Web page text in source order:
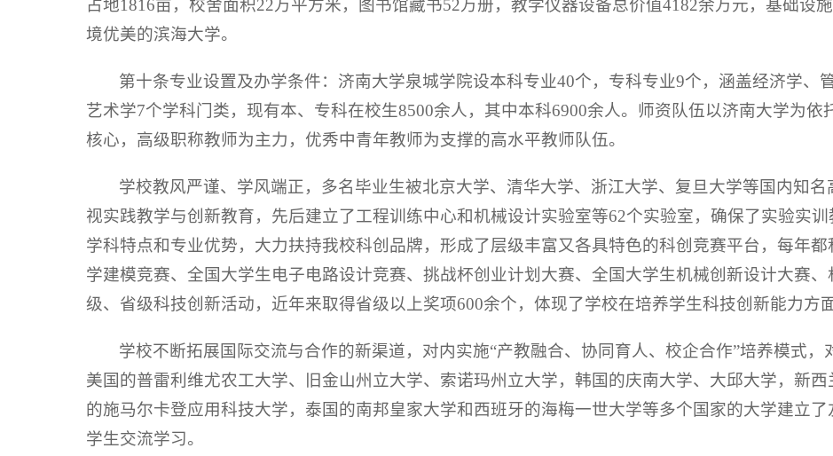
占地1816亩，校舍面积22万平方米，图书馆藏书52万册，教学仪器设备总价值4182余万元，基础设
境优美的滨海大学。
第十条专业设置及办学条件：济南大学泉城学院设本科专业40个，专科专业9个，涵盖经济学、
艺术学7个学科门类，现有本、专科在校生8500余人，其中本科6900余人。师资队伍以济南大学为依
核心，高级职称教师为主力，优秀中青年教师为支撑的高水平教师队伍。
学校教风严谨、学风端正，多名毕业生被北京大学、清华大学、浙江大学、复旦大学等国内知
视实践教学与创新教育，先后建立了工程训练中心和机械设计实验室等62个实验室，确保了实验实
学科特点和专业优势，大力扶持我校科创品牌，形成了层级丰富又各具特色的科创竞赛平台，每年
学建模竞赛、全国大学生电子电路设计竞赛、挑战杯创业计划大赛、全国大学生机械创新设计大赛
级、省级科技创新活动，近年来取得省级以上奖项600余个，体现了学校在培养学生科技创新能力方
学校不断拓展国际交流与合作的新渠道，对内实施“产教融合、协同育人、校企合作”培养模式
美国的普雷利维尤农工大学、旧金山州立大学、索诺玛州立大学，韩国的庆南大学、大邱大学，新
的施马尔卡登应用科技大学，泰国的南邦皇家大学和西班牙的海梅一世大学等多个国家的大学建立
学生交流学习。